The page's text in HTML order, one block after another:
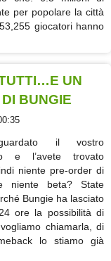
per popolare la città
giocatori hanno
UN
BUNGIE
il vostro
e l’avete trovato
niente pre-order di
niente beta? State
Bungie ha lasciato
ore la possibilità di
chiamarla, di
lo stiamo già